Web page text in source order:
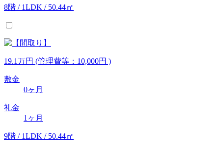
8階 / 1LDK / 50.44㎡
19.1万円 (管理費等：10,000円 )
敷金
0ヶ月
礼金
1ヶ月
9階 / 1LDK / 50.44㎡